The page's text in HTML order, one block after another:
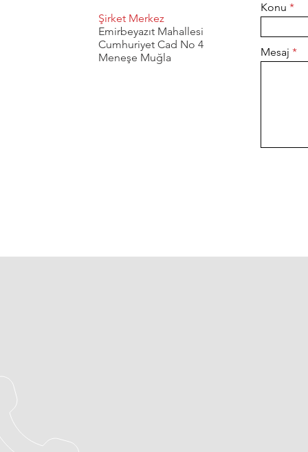
Şirket Merkez
Emirbeyazıt Mahallesi
Cumhuriyet Cad No 4
Meneşe Muğla
Konu
Mesaj